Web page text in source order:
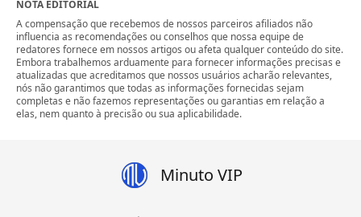
NOTA EDITORIAL
A compensação que recebemos de nossos parceiros afiliados não
influencia as recomendações ou conselhos que nossa equipe de
redatores fornece em nossos artigos ou afeta qualquer conteúdo do site.
Embora trabalhemos arduamente para fornecer informações precisas e
atualizadas que acreditamos que nossos usuários acharão relevantes,
nós não garantimos que todas as informações fornecidas sejam
completas e não fazemos representações ou garantias em relação a
elas, nem quanto à precisão ou sua aplicabilidade.
Minuto VIP